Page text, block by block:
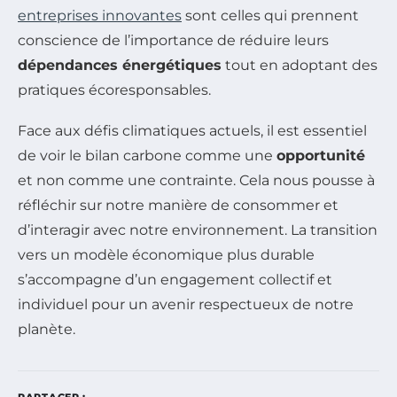
entreprises innovantes sont celles qui prennent
conscience de l’importance de réduire leurs
dépendances énergétiques tout en adoptant des
pratiques écoresponsables.
Face aux défis climatiques actuels, il est essentiel
de voir le bilan carbone comme une opportunité
et non comme une contrainte. Cela nous pousse à
réfléchir sur notre manière de consommer et
d’interagir avec notre environnement. La transition
vers un modèle économique plus durable
s’accompagne d’un engagement collectif et
individuel pour un avenir respectueux de notre
planète.